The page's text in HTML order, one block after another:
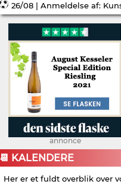
26/08 | Anmeldelse af:
annonce
📆 KALENDERE
Her er et fuldt overblik over